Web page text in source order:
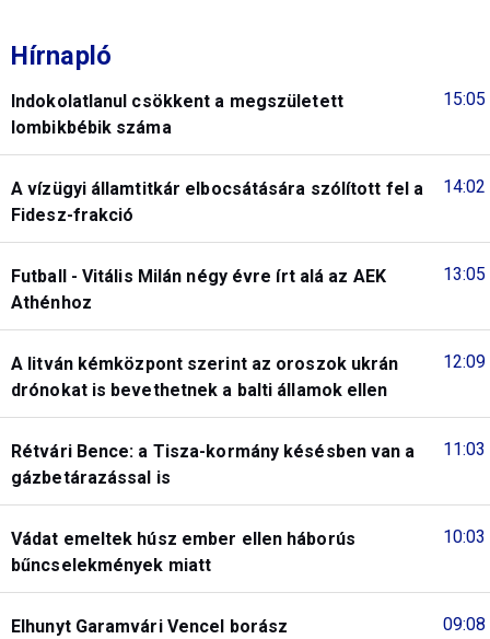
Hírnapló
15:05
Indokolatlanul csökkent a megszületett
lombikbébik száma
14:02
A vízügyi államtitkár elbocsátására szólított fel a
Fidesz-frakció
13:05
Futball - Vitális Milán négy évre írt alá az AEK
Athénhoz
12:09
A litván kémközpont szerint az oroszok ukrán
drónokat is bevethetnek a balti államok ellen
11:03
Rétvári Bence: a Tisza-kormány késésben van a
gázbetárazással is
10:03
Vádat emeltek húsz ember ellen háborús
bűncselekmények miatt
09:08
Elhunyt Garamvári Vencel borász